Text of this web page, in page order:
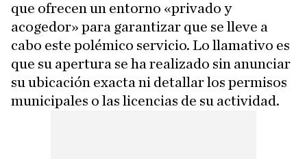
que ofrecen un entorno «privado y
acogedor» para garantizar que se lleve a
cabo este polémico servicio. Lo llamativo es
que su apertura se ha realizado sin anunciar
su ubicación exacta ni detallar los permisos
municipales o las licencias de su actividad.